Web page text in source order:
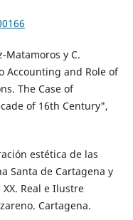
Matamoros y C.
Accounting and Role of
The Case of
of 16th Century",
estética de las
Santa de Cartagena y
Real e Ilustre
Cartagena.